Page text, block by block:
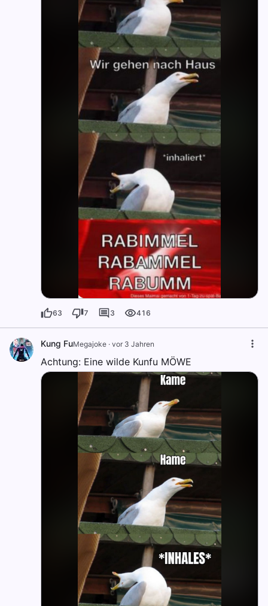
63 7 3 416
Kung FuMegajoke · vor 3 Jahren
Achtung: Eine wilde Kunfu MÖWE